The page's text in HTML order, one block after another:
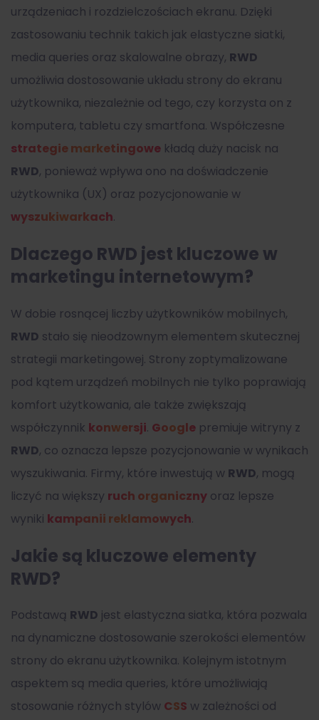
urządzeniach i rozdzielczościach ekranu. Dzięki
zastosowaniu technik takich jak elastyczne siatki,
media queries oraz skalowalne obrazy, RWD
umożliwia dostosowanie układu strony do ekranu
użytkownika, niezależnie od tego, czy korzysta on z
komputera, tabletu czy smartfona. Współczesne
strategie marketingowe kładą duży nacisk na
RWD, ponieważ wpływa ono na doświadczenie
użytkownika (UX) oraz pozycjonowanie w
wyszukiwarkach.
Dlaczego RWD jest kluczowe w
marketingu internetowym?
W dobie rosnącej liczby użytkowników mobilnych,
RWD stało się nieodzownym elementem skutecznej
strategii marketingowej. Strony zoptymalizowane
pod kątem urządzeń mobilnych nie tylko poprawiają
komfort użytkowania, ale także zwiększają
współczynnik konwersji. Google premiuje witryny z
RWD, co oznacza lepsze pozycjonowanie w wynikach
wyszukiwania. Firmy, które inwestują w RWD, mogą
liczyć na większy ruch organiczny oraz lepsze
wyniki kampanii reklamowych.
Jakie są kluczowe elementy
RWD?
Podstawą RWD jest elastyczna siatka, która pozwala
na dynamiczne dostosowanie szerokości elementów
strony do ekranu użytkownika. Kolejnym istotnym
aspektem są media queries, które umożliwiają
stosowanie różnych stylów CSS w zależności od